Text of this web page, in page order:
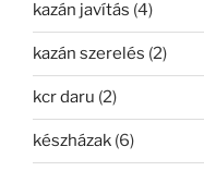
kazán javítás (4)
kazán szerelés (2)
kcr daru (2)
készházak (6)